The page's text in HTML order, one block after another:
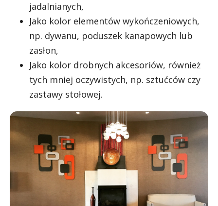
jadalnianych,
Jako kolor elementów wykończeniowych,
np. dywanu, poduszek kanapowych lub
zasłon,
Jako kolor drobnych akcesoriów, również
tych mniej oczywistych, np. sztućców czy
zastawy stołowej.